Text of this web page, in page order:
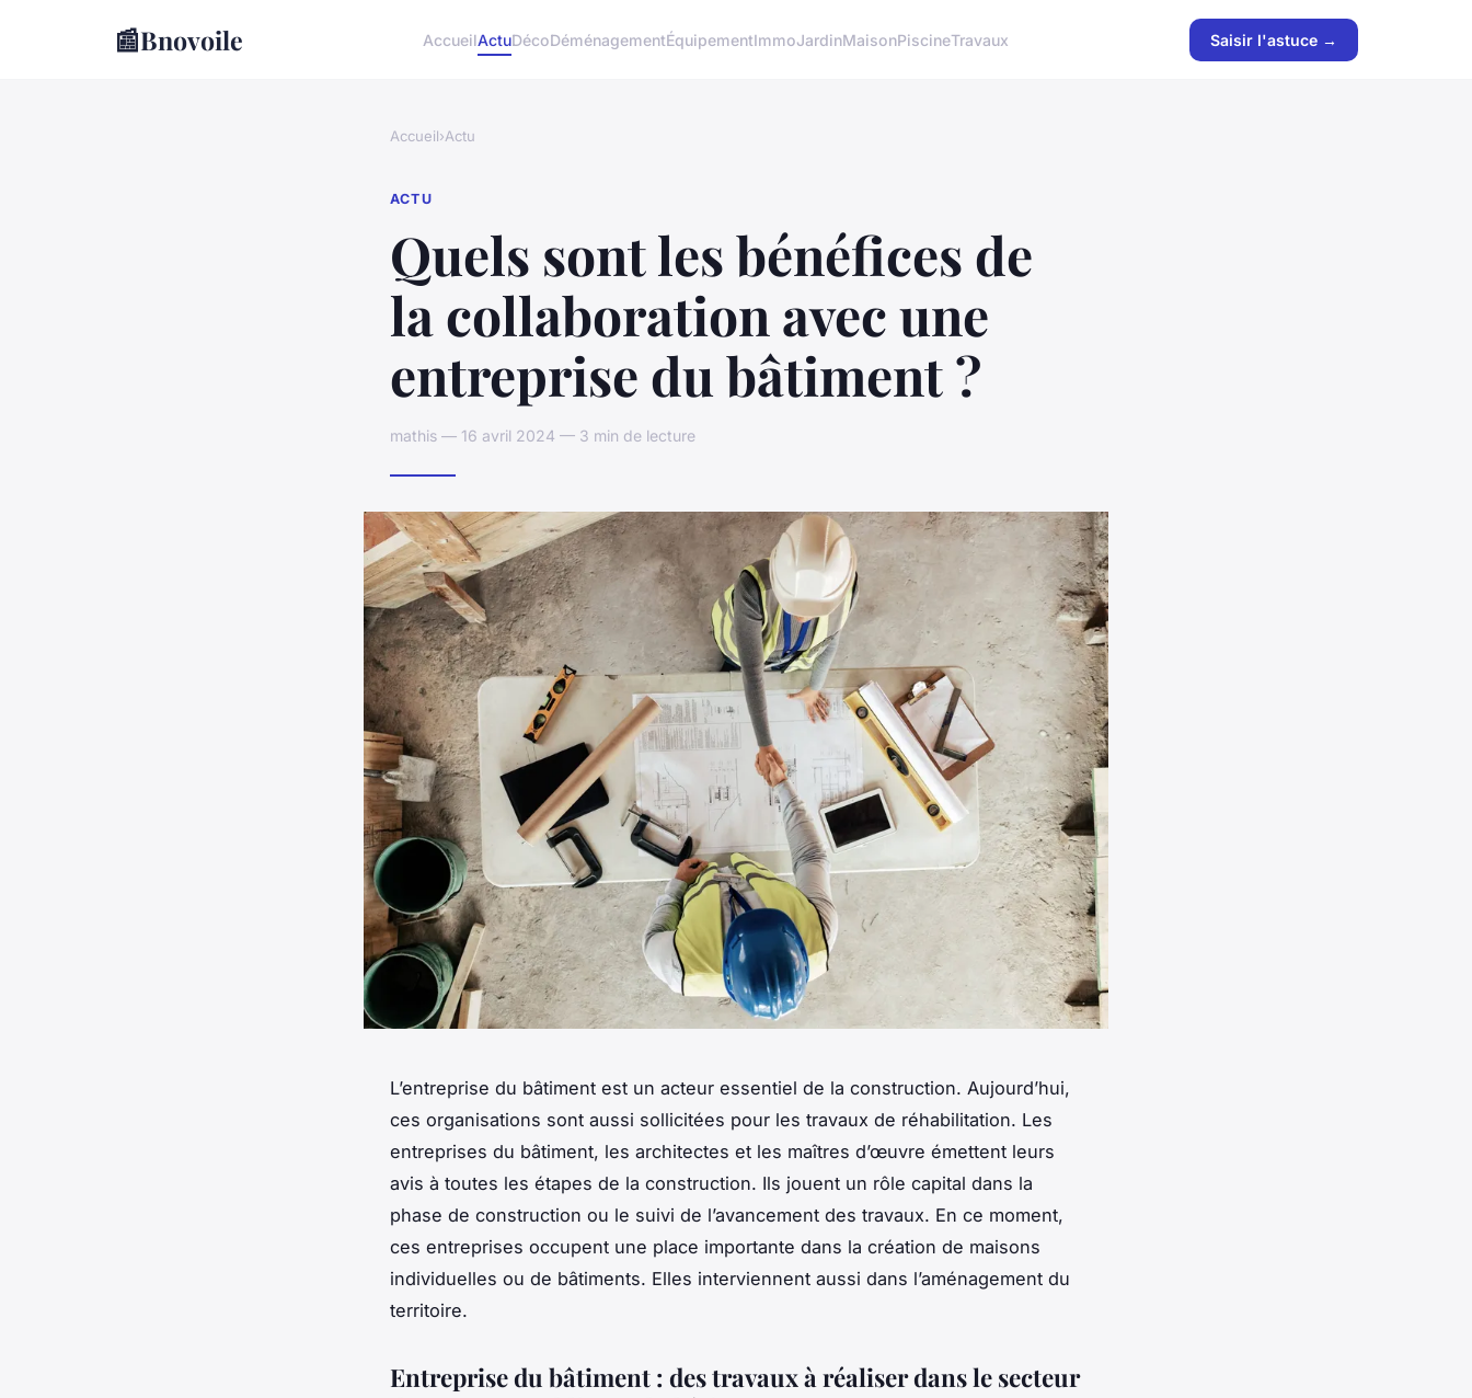
📰Bnovoile AccueilActuDécoDéménagementÉquipementImmoJardinMaisonPiscineTravaux Saisir l'astuce →
Accueil›Actu
ACTU
Quels sont les bénéfices de
la collaboration avec une
entreprise du bâtiment ?
mathis — 16 avril 2024 — 3 min de lecture
L’entreprise du bâtiment est un acteur essentiel de la construction. Aujourd’hui,
ces organisations sont aussi sollicitées pour les travaux de réhabilitation. Les
entreprises du bâtiment, les architectes et les maîtres d’œuvre émettent leurs
avis à toutes les étapes de la construction. Ils jouent un rôle capital dans la
phase de construction ou le suivi de l’avancement des travaux. En ce moment,
ces entreprises occupent une place importante dans la création de maisons
individuelles ou de bâtiments. Elles interviennent aussi dans l’aménagement du
territoire.
Entreprise du bâtiment : des travaux à réaliser dans le secteur